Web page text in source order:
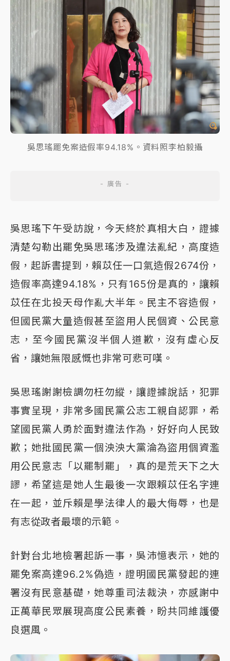
吳思瑤罷免案造假率94.18%。資料照李柏毅攝
吳思瑤下午受訪說，今天終於真相大白，證據
清楚勾勒出罷免吳思瑤涉及違法亂紀，高度造
假，起訴書提到，賴苡任一口氣造假2674份，
造假率高達94.18%，只有165份是真的，讓賴
苡任在北投天母作亂大半年。民主不容造假，
但國民黨大量造假甚至盜用人民個資、公民意
志，至今國民黨沒半個人道歉，沒有虛心反
省，讓她無限感慨也非常可悲可嘆。
吳思瑤謝謝檢調勿枉勿縱，讓證據說話，犯罪
事實呈現，非常多國民黨公志工親自認罪，希
望國民黨人勇於面對違法作為，好好向人民致
歉；她批國民黨一個泱泱大黨淪為盜用個資濫
用公民意志「以罷制罷」，真的是荒天下之大
謬，希望這是她人生最後一次跟賴苡任名字連
在一起，並斥賴是學法律人的最大侮辱，也是
有志從政者最壞的示範。
針對台北地檢署起訴一事，吳沛憶表示，她的
罷免案高達96.2%偽造，證明國民黨發起的連
署沒有民意基礎，她尊重司法裁決，亦感謝中
正萬華民眾展現高度公民素養，盼共同維護優
良選風。